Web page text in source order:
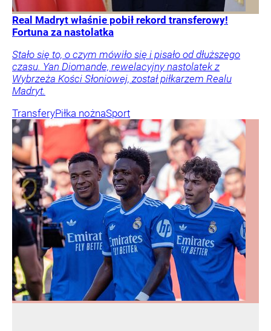
Real Madryt właśnie pobił rekord transferowy!
Fortuna za nastolatka
Stało się to, o czym mówiło się i pisało od dłuższego
czasu. Yan Diomande, rewelacyjny nastolatek z
Wybrzeża Kości Słoniowej, został piłkarzem Realu
Madryt.
TransferyPiłka nożnaSport